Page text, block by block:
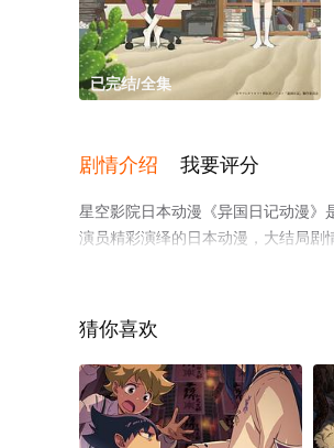
已完结/全集
剧情介绍 我要评分
星空影院日本动漫《异国日记动漫》
演员精彩演绎的日本动漫，大结局剧
猜你喜欢